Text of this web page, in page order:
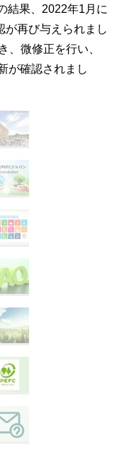
結果、2022年1月に
が再び与えられまし
、微修正を行い、
が確認されまし